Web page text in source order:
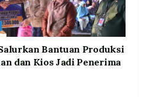
Bantuan Produksi
dan Kios Jadi Penerima